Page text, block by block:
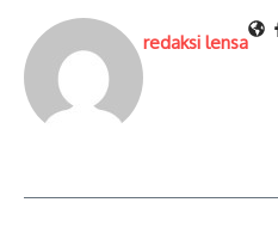
redaksi lensa